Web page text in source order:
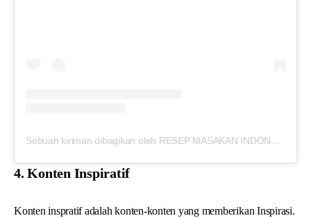
Sebuah kiriman dibagikan oleh RESEP MASAKAN INDONESIA (@resep_masakan_indonesia)
4. Konten Inspiratif
Konten inspratif adalah konten-konten yang memberikan Inspirasi.